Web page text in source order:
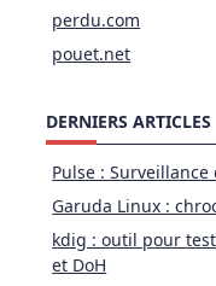
perdu.com
pouet.net
DERNIERS ARTICLES
Pulse :
Garuda Linux :
kdig : outil pour
et DoH